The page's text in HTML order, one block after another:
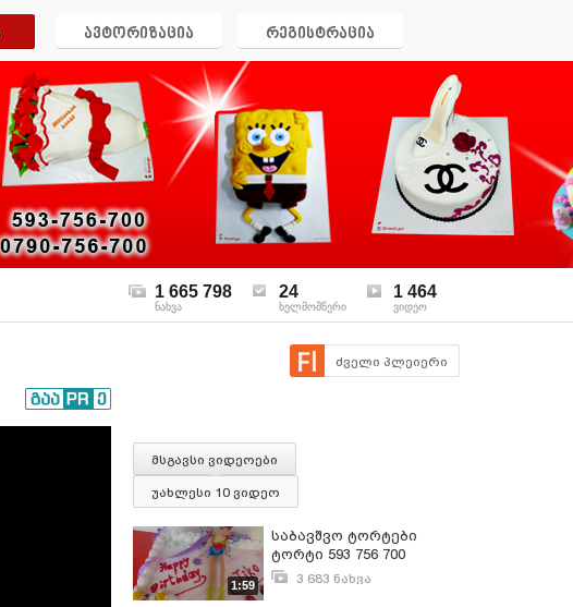
ავტორიზაცია რეგისტრაცია
1 665 798
ნახვა
24
ხელმომწერი
1 464
ვიდეო
ძველი პლეიერი
მსგავსი ვიდეოები
უახლესი 10 ვიდეო
1:59
საბავშვო ტორტები
ტორტი 593 756 700
3 683 ნახვა